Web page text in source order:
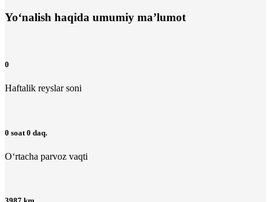
Yo‘nalish haqida umumiy ma’lumot
0
Haftalik reyslar soni
0 soat 0 daq.
O‘rtacha parvoz vaqti